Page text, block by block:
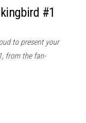
#1
to present your
from the fan-